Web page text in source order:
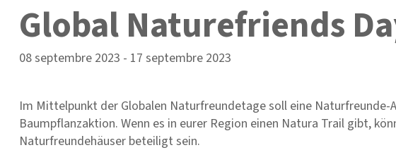
FIL
D'ARIANE
Global Naturefriends
08 septembre 2023 - 17 septembre 2023
Im Mittelpunkt der Globalen Naturfreundetage soll eine
Baumpflanzaktion. Wenn es in eurer Region einen Natura Trail gibt,
Naturfreundehäuser beteiligt sein.